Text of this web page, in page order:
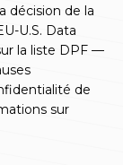
décision de la
U.S. Data
la liste DPF —
de
sur